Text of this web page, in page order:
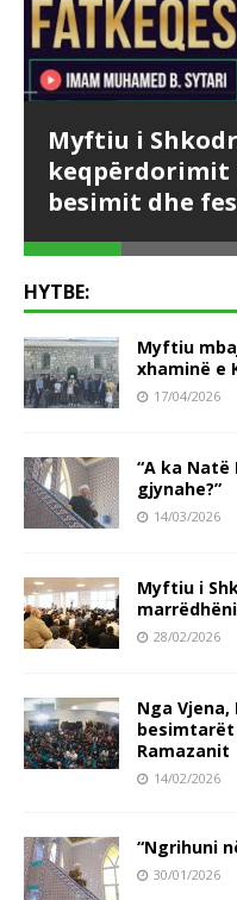
Myftiu i
keqpërdorimit
besimit dhe
HYTBE:
Myftiu
xhaminë e
17/04/2026
“A ka
gjynahe?”
14/03/2026
Myftiu i
28/02/2026
Nga
Ramazanit
14/02/2026
“Ngrihuni
30/01/2026